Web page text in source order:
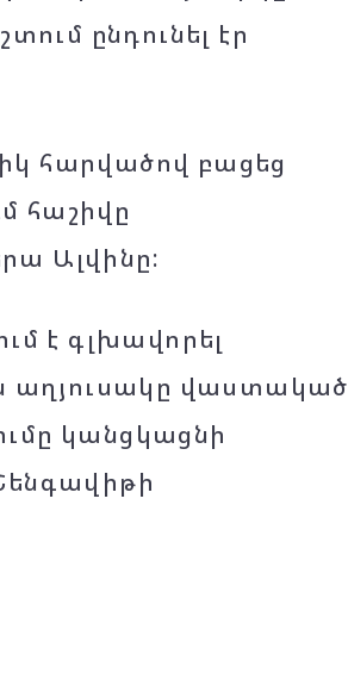
ընդունել էր
հարվածով բացեց
հաշիվը
Ալվինը:
է գլխավորել
աղյուսակը վաստակած
կանցկացնի